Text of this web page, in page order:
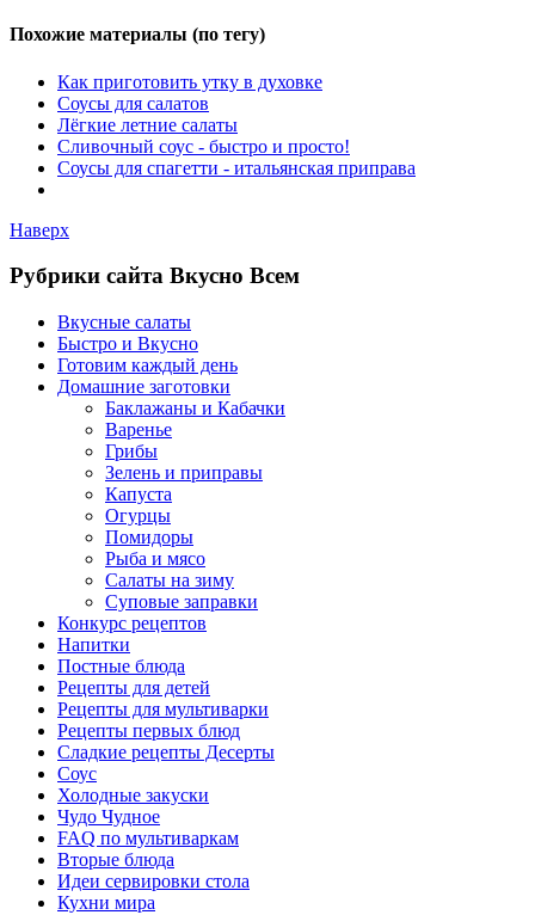
Похожие материалы (по тегу)
Как приготовить утку в духовке
Соусы для салатов
Лёгкие летние салаты
Сливочный соус - быстро и просто!
Соусы для спагетти - итальянская приправа
Наверх
Рубрики сайта Вкусно Всем
Вкусные салаты
Быстро и Вкусно
Готовим каждый день
Домашние заготовки
Баклажаны и Кабачки
Варенье
Грибы
Зелень и приправы
Капуста
Огурцы
Помидоры
Рыба и мясо
Салаты на зиму
Суповые заправки
Конкурс рецептов
Напитки
Постные блюда
Рецепты для детей
Рецепты для мультиварки
Рецепты первых блюд
Сладкие рецепты Десерты
Соус
Холодные закуски
Чудо Чудное
FAQ по мультиваркам
Вторые блюда
Идеи сервировки стола
Кухни мира